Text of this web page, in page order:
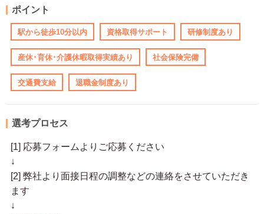
ポイント
駅から徒歩10分以内 資格取得サポート 研修制度あり
産休･育休･介護休暇取得実績あり 社会保険完備
交通費支給 退職金制度あり
選考プロセス
[1] 応募フォームよりご応募ください
↓
[2] 弊社より面接日程の調整などの連絡をさせていただき
ます
↓